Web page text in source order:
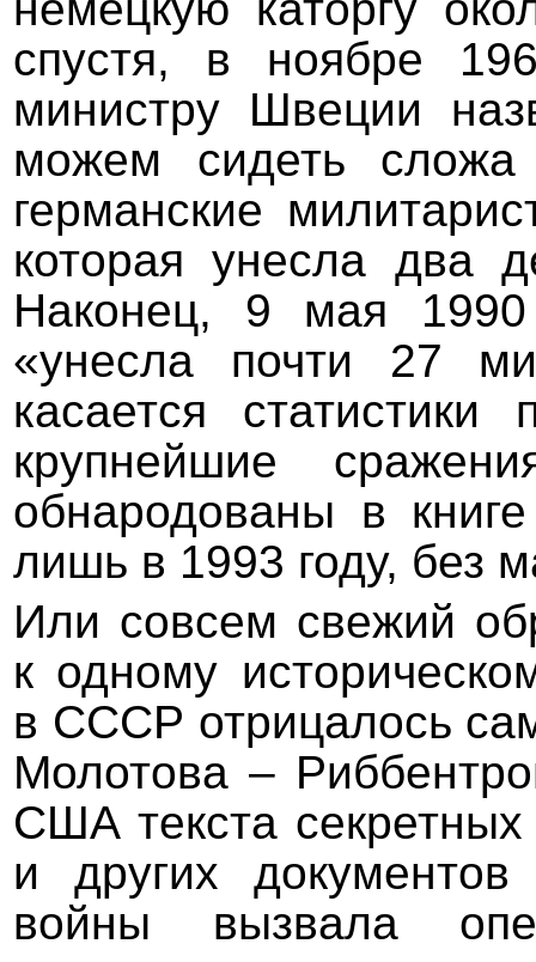
спустя, в ноябре
министру Швеции
можем сидеть сложа
германские
которая унесла два
Наконец, 9 мая
«унесла почти 27
касается
крупнейшие
обнародованы в
лишь в 1993 году, без
Или совсем свежий
к одному
в СССР отрицалось
Молотова –
США текста
и других документов
войны вызвала